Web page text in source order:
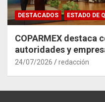
DESTACADOS ESTADO DE
COPARMEX destaca
autoridades y
impacto del Tren
24/07/2026 redacción